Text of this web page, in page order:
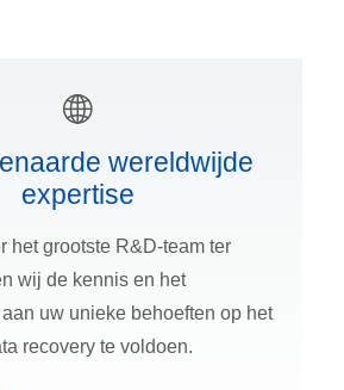
wereldwijde
expertise
het grootste R&D-team ter
wij de kennis en het
uw unieke behoeften op het
recovery te voldoen.